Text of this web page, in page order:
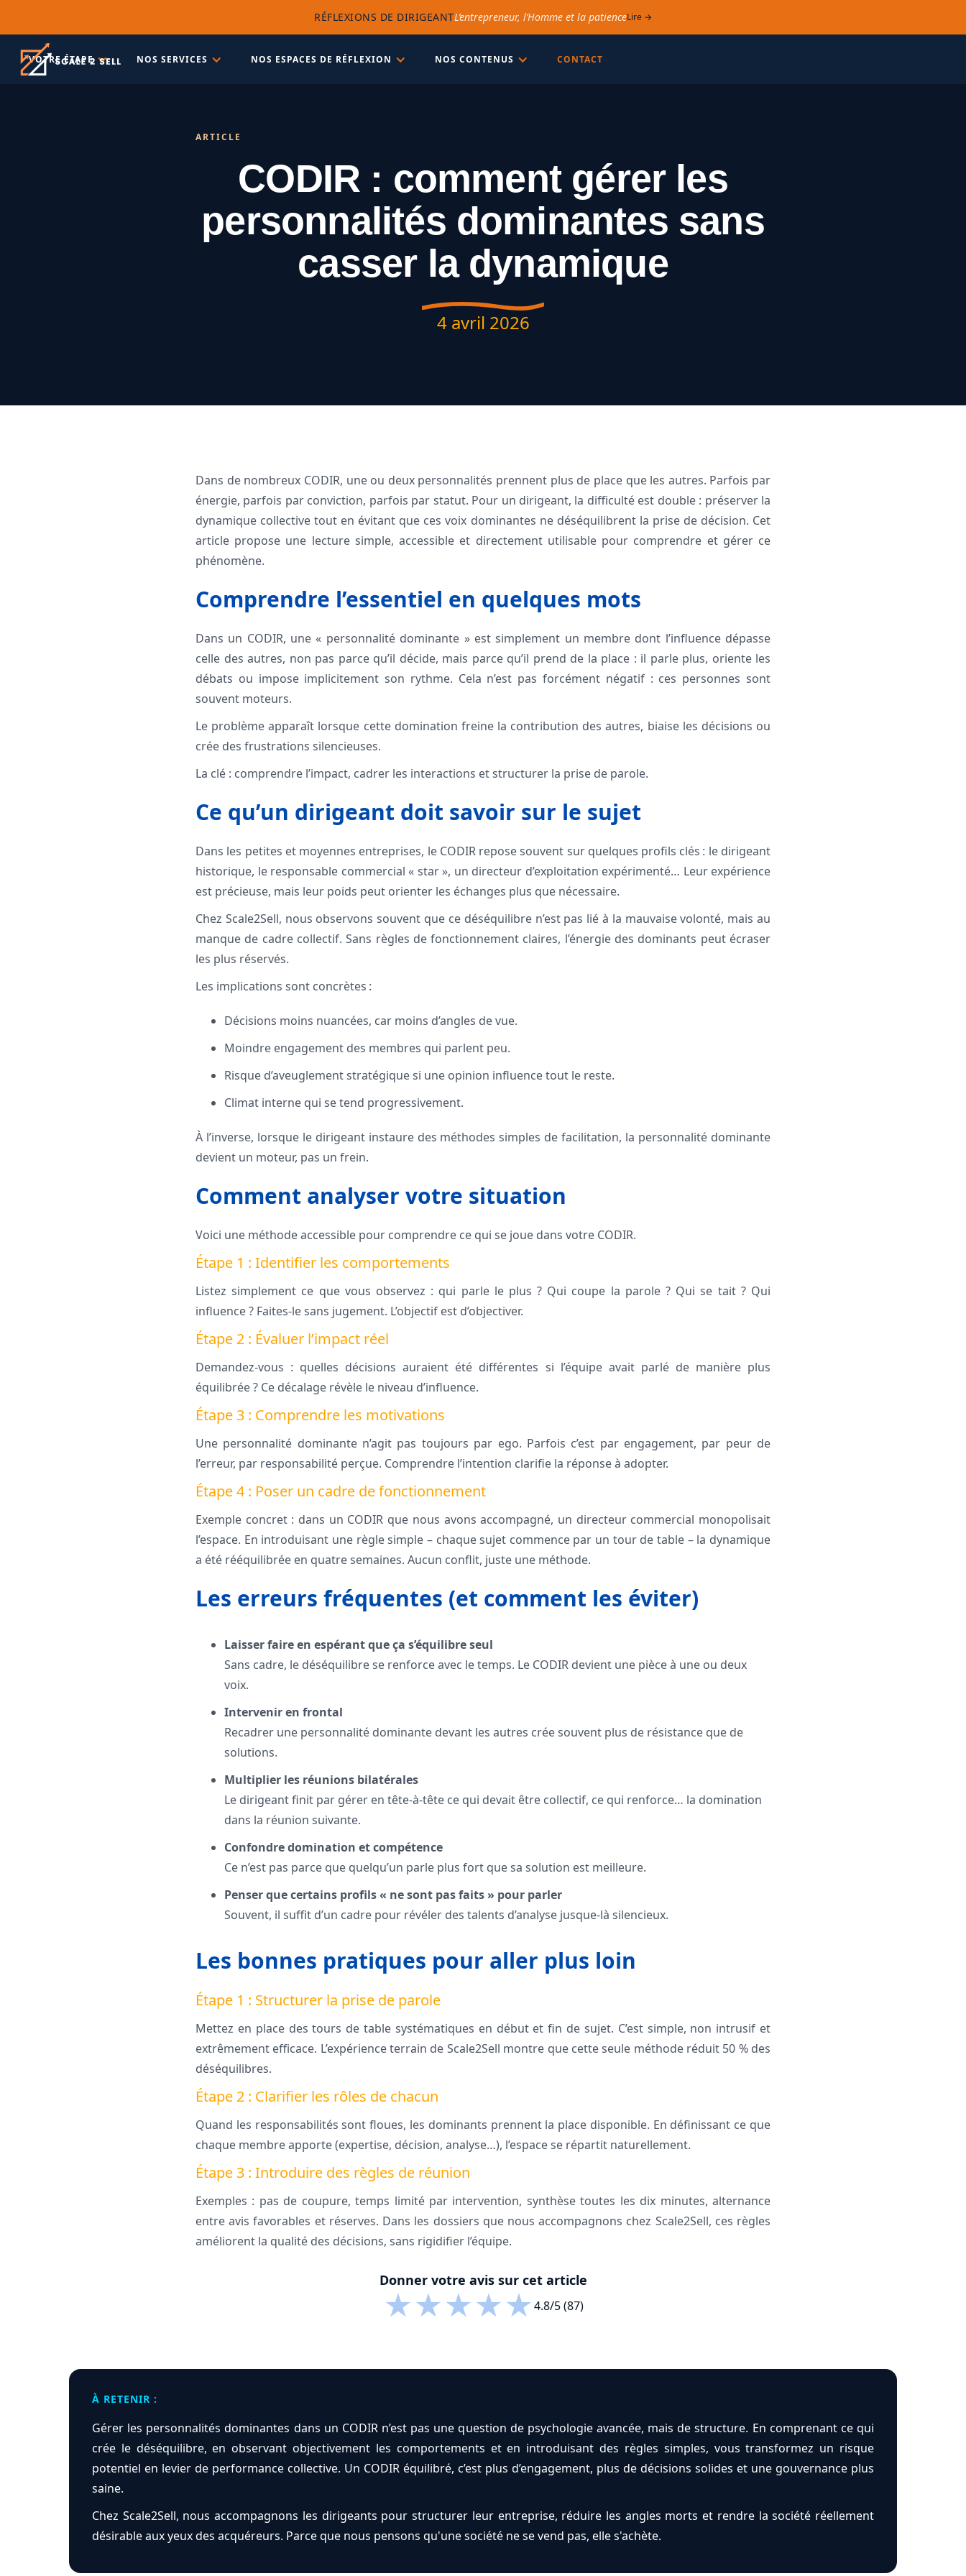
RÉFLEXIONS DE DIRIGEANTL’entrepreneur, l’Homme et la patienceLire →
VOTRE ÉTAPE NOS SERVICES NOS ESPACES DE RÉFLEXION NOS CONTENUS CONTACT
ARTICLE
CODIR : comment gérer les
personnalités dominantes sans
casser la dynamique
4 avril 2026
Dans de nombreux CODIR, une ou deux personnalités prennent plus de place que les autres. Parfois par
énergie, parfois par conviction, parfois par statut. Pour un dirigeant, la difficulté est double : préserver la
dynamique collective tout en évitant que ces voix dominantes ne déséquilibrent la prise de décision. Cet
article propose une lecture simple, accessible et directement utilisable pour comprendre et gérer ce
phénomène.
Comprendre l’essentiel en quelques mots
Dans un CODIR, une « personnalité dominante » est simplement un membre dont l’influence dépasse
celle des autres, non pas parce qu’il décide, mais parce qu’il prend de la place : il parle plus, oriente les
débats ou impose implicitement son rythme. Cela n’est pas forcément négatif : ces personnes sont
souvent moteurs.
Le problème apparaît lorsque cette domination freine la contribution des autres, biaise les décisions ou
crée des frustrations silencieuses.
La clé : comprendre l’impact, cadrer les interactions et structurer la prise de parole.
Ce qu’un dirigeant doit savoir sur le sujet
Dans les petites et moyennes entreprises, le CODIR repose souvent sur quelques profils clés : le dirigeant
historique, le responsable commercial « star », un directeur d’exploitation expérimenté… Leur expérience
est précieuse, mais leur poids peut orienter les échanges plus que nécessaire.
Chez Scale2Sell, nous observons souvent que ce déséquilibre n’est pas lié à la mauvaise volonté, mais au
manque de cadre collectif. Sans règles de fonctionnement claires, l’énergie des dominants peut écraser
les plus réservés.
Les implications sont concrètes :
Décisions moins nuancées, car moins d’angles de vue.
Moindre engagement des membres qui parlent peu.
Risque d’aveuglement stratégique si une opinion influence tout le reste.
Climat interne qui se tend progressivement.
À l’inverse, lorsque le dirigeant instaure des méthodes simples de facilitation, la personnalité dominante
devient un moteur, pas un frein.
Comment analyser votre situation
Voici une méthode accessible pour comprendre ce qui se joue dans votre CODIR.
Étape 1 : Identifier les comportements
Listez simplement ce que vous observez : qui parle le plus ? Qui coupe la parole ? Qui se tait ? Qui
influence ? Faites-le sans jugement. L’objectif est d’objectiver.
Étape 2 : Évaluer l’impact réel
Demandez-vous : quelles décisions auraient été différentes si l’équipe avait parlé de manière plus
équilibrée ? Ce décalage révèle le niveau d’influence.
Étape 3 : Comprendre les motivations
Une personnalité dominante n’agit pas toujours par ego. Parfois c’est par engagement, par peur de
l’erreur, par responsabilité perçue. Comprendre l’intention clarifie la réponse à adopter.
Étape 4 : Poser un cadre de fonctionnement
Exemple concret : dans un CODIR que nous avons accompagné, un directeur commercial monopolisait
l’espace. En introduisant une règle simple – chaque sujet commence par un tour de table – la dynamique
a été rééquilibrée en quatre semaines. Aucun conflit, juste une méthode.
Les erreurs fréquentes (et comment les éviter)
Laisser faire en espérant que ça s’équilibre seul
Sans cadre, le déséquilibre se renforce avec le temps. Le CODIR devient une pièce à une ou deux
voix.
Intervenir en frontal
Recadrer une personnalité dominante devant les autres crée souvent plus de résistance que de
solutions.
Multiplier les réunions bilatérales
Le dirigeant finit par gérer en tête-à-tête ce qui devait être collectif, ce qui renforce… la domination
dans la réunion suivante.
Confondre domination et compétence
Ce n’est pas parce que quelqu’un parle plus fort que sa solution est meilleure.
Penser que certains profils « ne sont pas faits » pour parler
Souvent, il suffit d’un cadre pour révéler des talents d’analyse jusque-là silencieux.
Les bonnes pratiques pour aller plus loin
Étape 1 : Structurer la prise de parole
Mettez en place des tours de table systématiques en début et fin de sujet. C’est simple, non intrusif et
extrêmement efficace. L’expérience terrain de Scale2Sell montre que cette seule méthode réduit 50 % des
déséquilibres.
Étape 2 : Clarifier les rôles de chacun
Quand les responsabilités sont floues, les dominants prennent la place disponible. En définissant ce que
chaque membre apporte (expertise, décision, analyse…), l’espace se répartit naturellement.
Étape 3 : Introduire des règles de réunion
Exemples : pas de coupure, temps limité par intervention, synthèse toutes les dix minutes, alternance
entre avis favorables et réserves. Dans les dossiers que nous accompagnons chez Scale2Sell, ces règles
améliorent la qualité des décisions, sans rigidifier l’équipe.
Donner votre avis sur cet article
★★★★★4.8/5 (87)
À RETENIR :
Gérer les personnalités dominantes dans un CODIR n’est pas une question de psychologie avancée, mais de structure. En comprenant ce qui
crée le déséquilibre, en observant objectivement les comportements et en introduisant des règles simples, vous transformez un risque
potentiel en levier de performance collective. Un CODIR équilibré, c’est plus d’engagement, plus de décisions solides et une gouvernance plus
saine.
Chez Scale2Sell, nous accompagnons les dirigeants pour structurer leur entreprise, réduire les angles morts et rendre la société réellement
désirable aux yeux des acquéreurs. Parce que nous pensons qu'une société ne se vend pas, elle s'achète.